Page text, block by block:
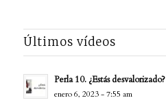
Últimos vídeos
Perla 10. ¿Estás desvalorizado?
enero 6, 2023 - 7:55 am